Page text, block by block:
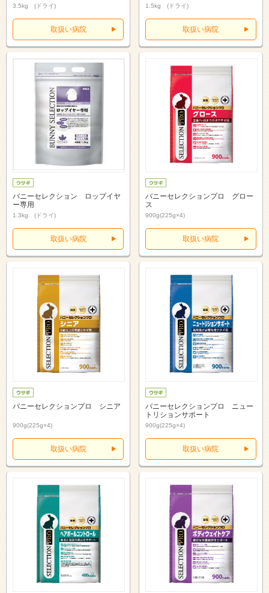
3.5kg (ドライ)
取扱い病院
1.5kg (ドライ)
取扱い病院
バニーセレクション ロップイヤ
ー専用
1.3kg (ドライ)
取扱い病院
バニーセレクションプロ グロー
ス
900g(225g×4)
取扱い病院
バニーセレクションプロ シニア
900g(225g×4)
取扱い病院
バニーセレクションプロ ニュー
トリションサポート
900g(225g×4)
取扱い病院